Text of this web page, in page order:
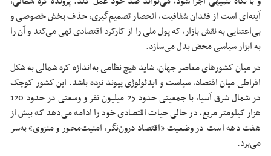
آینه‌ای است از فقدان شفافیت، انحصار تصمیم‌گیری، حذف بخش خصوصی و
بی‌اعتنایی به نقش بازار، که پول ملی را از کارکرد اقتصادی تهی می‌کند و آن را
به ابزار سیاسی محض بدل می‌سازد.
در میان کشورهای معاصر جهان، شاید هیچ نظامی به‌اندازه کره شمالی به شکل
افراطی میان اقتصاد، سیاست و ایدئولوژی پیوند نزده باشد. این کشور کوچک
در شمال شرق آسیا، با جمعیتی حدود 25 میلیون نفر و وسعتی در حدود 120
هزار کیلومتر مربع، در حالی حیات اقتصادی خود را ادامه می‌دهد که بیش از
هفت دهه است در وضعیت «اقتصاد درون‌نگر، امنیت‌محور و منزوی» به‌سر
می‌برد.